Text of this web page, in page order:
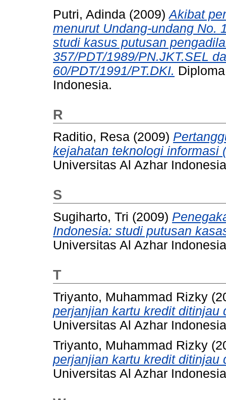
Putri, Adinda (2009)Akibat
menurut Undang-undang No.
studi kasus putusan
357/PDT/1989/PN.JKT.SEL
60/PDT/1991/PT.DKI.
Indonesia.
R
Raditio, Resa (2009)
kejahatan teknologi informasi
Universitas Al Azhar
S
Sugiharto, Tri (2009)
Indonesia: studi putusan
Universitas Al Azhar
T
Triyanto, Muhammad Rizky
perjanjian kartu kredit ditinjau
Universitas Al Azhar
Triyanto, Muhammad Rizky
perjanjian kartu kredit ditinjau
Universitas Al Azhar